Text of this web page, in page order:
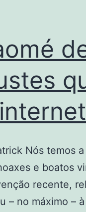
Nós temos
e boatos
recente,
– no máximo –